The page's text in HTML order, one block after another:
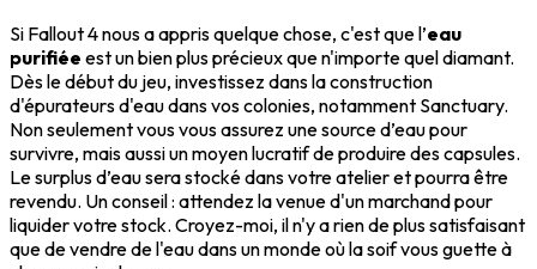
Si Fallout 4 nous a appris quelque chose, c'est que l’eau
purifiée est un bien plus précieux que n'importe quel diamant.
Dès le début du jeu, investissez dans la construction
d'épurateurs d'eau dans vos colonies, notamment Sanctuary.
Non seulement vous vous assurez une source d’eau pour
survivre, mais aussi un moyen lucratif de produire des capsules.
Le surplus d’eau sera stocké dans votre atelier et pourra être
revendu. Un conseil : attendez la venue d'un marchand pour
liquider votre stock. Croyez-moi, il n'y a rien de plus satisfaisant
que de vendre de l'eau dans un monde où la soif vous guette à